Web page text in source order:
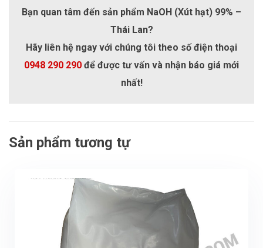
Bạn quan tâm đến sản phẩm NaOH (Xút hạt) 99% –
Thái Lan?
Hãy liên hệ ngay với chúng tôi theo số điện thoại
0948 290 290 để được tư vấn và nhận báo giá mới
nhất!
Sản phẩm tương tự